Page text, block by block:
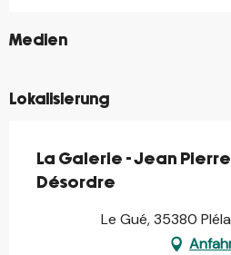
Medien
©
Lokalisierung
La Galerie - Jean
Désordre
Le Gué, 35380